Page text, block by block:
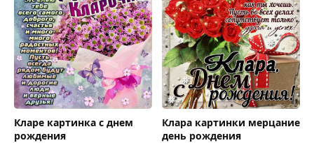
Кларе картинка с днем
рождения
Клара картинки мерцание
день рождения